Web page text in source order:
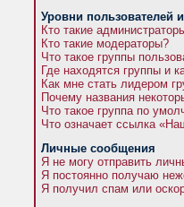
Уровни пользователей
Кто такие
Кто такие модераторы?
Что такое группы
Где находятся группы и
Как мне стать лидером
Почему названия
Что такое группа по
Что означает ссылка
Личные сообщения
Я не могу отправить
Я постоянно получаю
Я получил спам или